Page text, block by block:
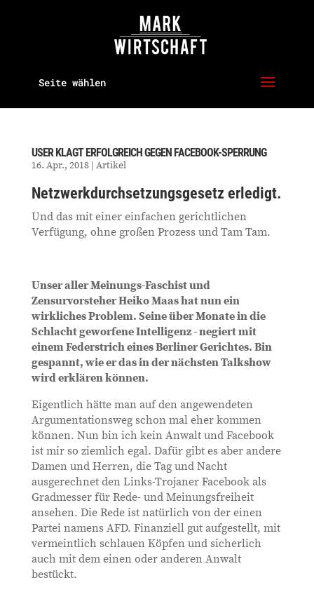
Seite wählen
USER KLAGT ERFOLGREICH GEGEN FACEBOOK-SPERRUNG
16. Apr., 2018| Artikel
Netzwerkdurchsetzungsgesetz erledigt.
Und das mit einer einfachen gerichtlichen
Verfügung, ohne großen Prozess und Tam Tam.
Unser aller Meinungs-Faschist und
Zensurvorsteher Heiko Maas hat nun ein
wirkliches Problem. Seine über Monate in die
Schlacht geworfene Intelligenz - negiert mit
einem Federstrich eines Berliner Gerichtes. Bin
gespannt, wie er das in der nächsten Talkshow
wird erklären können.
Eigentlich hätte man auf den angewendeten
Argumentationsweg schon mal eher kommen
können. Nun bin ich kein Anwalt und Facebook
ist mir so ziemlich egal. Dafür gibt es aber andere
Damen und Herren, die Tag und Nacht
ausgerechnet den Links-Trojaner Facebook als
Gradmesser für Rede- und Meinungsfreiheit
ansehen. Die Rede ist natürlich von der einen
Partei namens AFD. Finanziell gut aufgestellt, mit
vermeintlich schlauen Köpfen und sicherlich
auch mit dem einen oder anderen Anwalt
bestückt.